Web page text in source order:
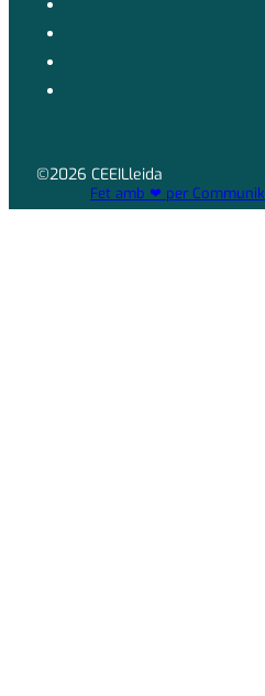
©2026 CEEILleida
Fet amb ❤ per